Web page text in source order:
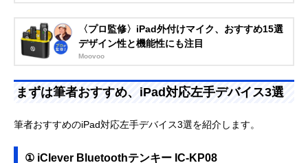
〈プロ監修〉iPad外付けマイク、おすすめ15選
デザイン性と機能性にも注目
Moovoo
まずは筆者おすすめ、iPad対応左手デバイス3選
筆者おすすめのiPad対応左手デバイス3選を紹介します。
① iClever Bluetoothテンキー IC-KP08